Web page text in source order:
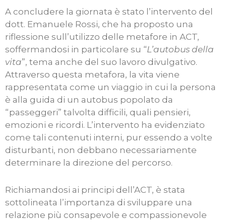
A concludere la giornata è stato l’intervento del
dott. Emanuele Rossi, che ha proposto una
riflessione sull’utilizzo delle metafore in ACT,
soffermandosi in particolare su “L’autobus della
vita”, tema anche del suo lavoro divulgativo.
Attraverso questa metafora, la vita viene
rappresentata come un viaggio in cui la persona
è alla guida di un autobus popolato da
“passeggeri” talvolta difficili, quali pensieri,
emozioni e ricordi. L’intervento ha evidenziato
come tali contenuti interni, pur essendo a volte
disturbanti, non debbano necessariamente
determinare la direzione del percorso.
Richiamandosi ai principi dell’ACT, è stata
sottolineata l’importanza di sviluppare una
relazione più consapevole e compassionevole